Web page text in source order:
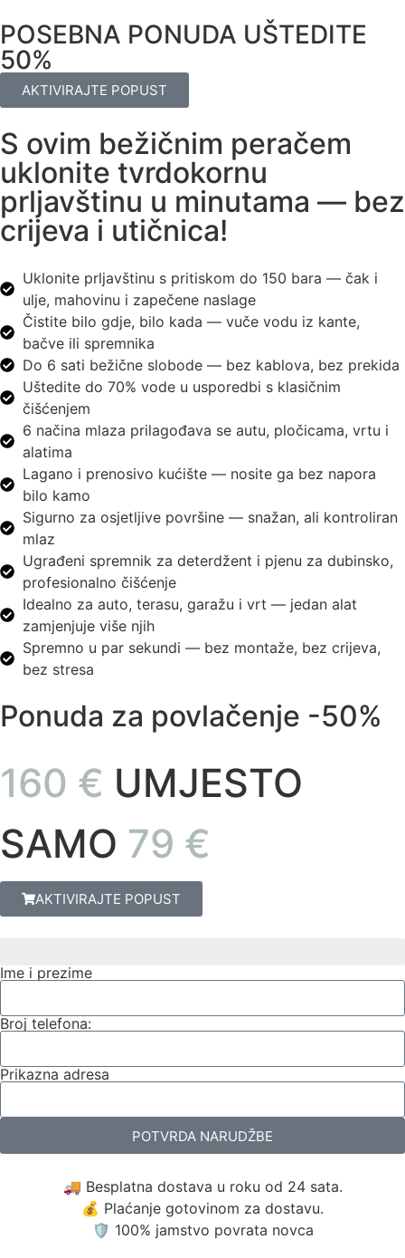
POSEBNA PONUDA UŠTEDITE
50%
AKTIVIRAJTE POPUST
S ovim bežičnim peračem
uklonite tvrdokornu
prljavštinu u minutama — bez
crijeva i utičnica!
Uklonite prljavštinu s pritiskom do 150 bara — čak i
ulje, mahovinu i zapečene naslage
Čistite bilo gdje, bilo kada — vuče vodu iz kante,
bačve ili spremnika
Do 6 sati bežične slobode — bez kablova, bez prekida
Uštedite do 70% vode u usporedbi s klasičnim
čišćenjem
6 načina mlaza prilagođava se autu, pločicama, vrtu i
alatima
Lagano i prenosivo kućište — nosite ga bez napora
bilo kamo
Sigurno za osjetljive površine — snažan, ali kontroliran
mlaz
Ugrađeni spremnik za deterdžent i pjenu za dubinsko,
profesionalno čišćenje
Idealno za auto, terasu, garažu i vrt — jedan alat
zamjenjuje više njih
Spremno u par sekundi — bez montaže, bez crijeva,
bez stresa
Ponuda za povlačenje -50%
160 € UMJESTO
SAMO 79 €
AKTIVIRAJTE POPUST
Ime i prezime
Broj telefona:
Prikazna adresa
POTVRDA NARUDŽBE
🚚 Besplatna dostava u roku od 24 sata.
💰 Plaćanje gotovinom za dostavu.
🛡️ 100% jamstvo povrata novca